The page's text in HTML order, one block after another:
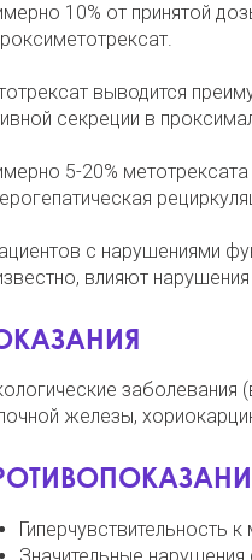
10% от принятой
выводится
секреции в
5-20%
с нарушениями
влияют
заболевания
железы,
Гиперчувствительность